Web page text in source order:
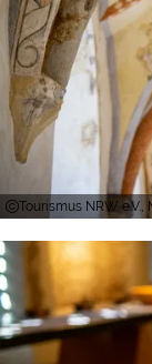
Tourismus NRW